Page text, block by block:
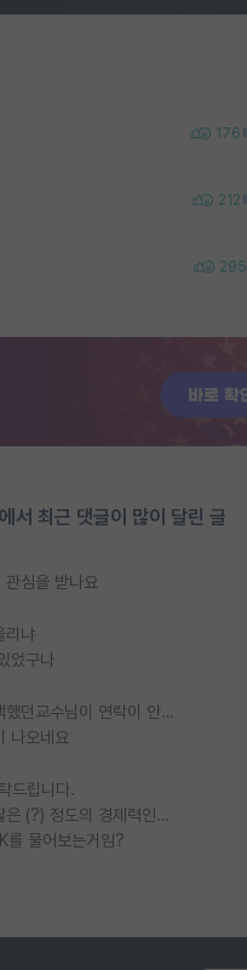
176
212
295
서 최근 댓글이 많이 달린 글
관심을 받나요
리냐
었구나
석박사 과정 합격하고, 컨택했던교수님이 연락이 안됩니다...
나오네요
드립니다.
박사진학하기에 2억은 괜찮은 (?) 정도의 경제력인가요
를 물어보는거임?